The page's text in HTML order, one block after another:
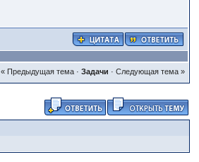
« Предыдущая тема· Задачи · Следующая тема »